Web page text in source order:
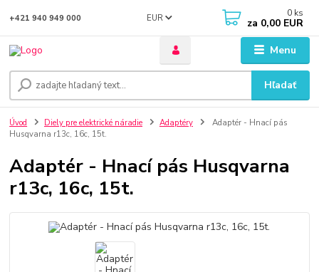
Menu
EUR
Hľadať
+421 940 949 000 0 ks
za 0,00 EUR
Úvod Diely pre elektrické náradie Adaptéry
Adaptér - Hnací pás
Husqvarna r13c, 16c, 15t.
Adaptér - Hnací pás Husqvarna
r13c, 16c, 15t.